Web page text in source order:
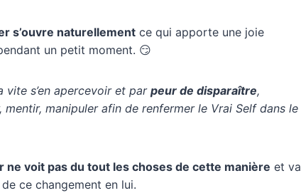
s’ouvre naturellement ce qui apporte une joie
un petit moment. 😏
s’en apercevoir et par peur de disparaître,
manipuler afin de renfermer le Vrai Self dans le
ne voit pas du tout les choses de cette manière et va
ce changement en lui.